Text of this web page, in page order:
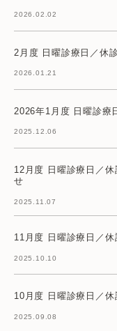
2026.02.02
2月度 日曜診療日／休
2026.01.21
2026年1月度 日曜診療
2025.12.06
12月度 日曜診療日／
せ
2025.11.07
11月度 日曜診療日／
2025.10.10
10月度 日曜診療日／
2025.09.08